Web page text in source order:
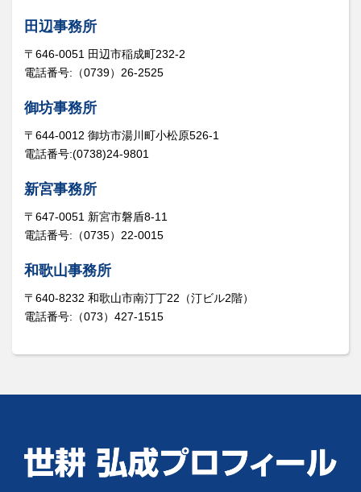
田辺事務所
〒646-0051 田辺市稲成町232-2
電話番号:（0739）26-2525
御坊事務所
〒644-0012 御坊市湯川町小松原526-1
電話番号:(0738)24-9801
新宮事務所
〒647-0051 新宮市磐盾8-11
電話番号:（0735）22-0015
和歌山事務所
〒640-8232 和歌山市南汀丁22（汀ビル2階）
電話番号:（073）427-1515